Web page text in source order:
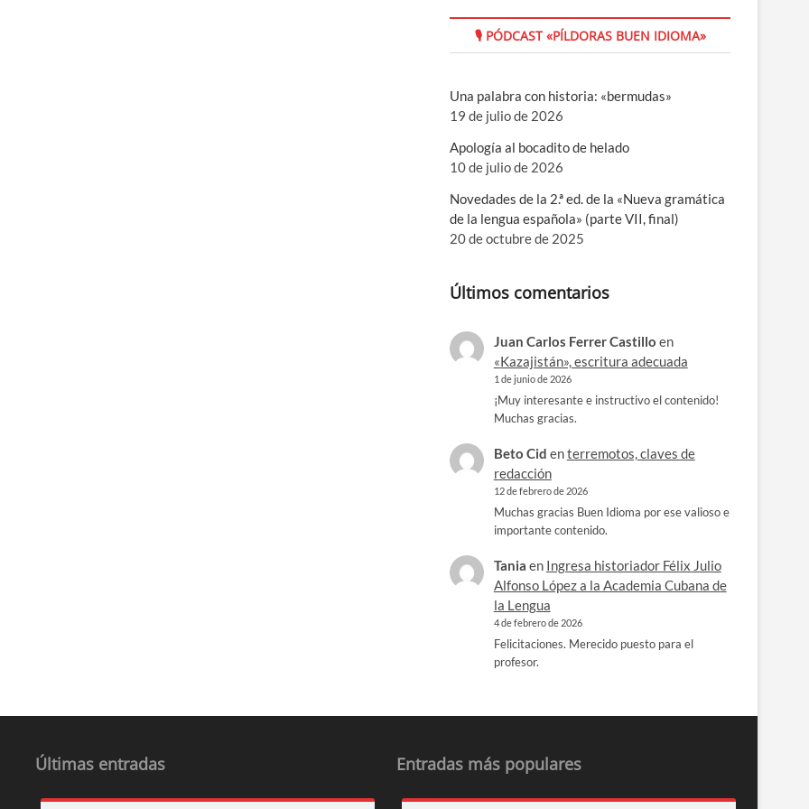
🎙 PÓDCAST «PÍLDORAS BUEN IDIOMA»
Una palabra con historia: «bermudas»
19 de julio de 2026
Apología al bocadito de helado
10 de julio de 2026
Novedades de la 2.ª ed. de la «Nueva gramática
de la lengua española» (parte VII, final)
20 de octubre de 2025
Últimos comentarios
Juan Carlos Ferrer Castillo en
«Kazajistán», escritura adecuada
1 de junio de 2026
¡Muy interesante e instructivo el contenido!
Muchas gracias.
Beto Cid enterremotos, claves de
redacción
12 de febrero de 2026
Muchas gracias Buen Idioma por ese valioso e
importante contenido.
Tania en Ingresa historiador Félix Julio
Alfonso López a la Academia Cubana de
la Lengua
4 de febrero de 2026
Felicitaciones. Merecido puesto para el
profesor.
Últimas entradas Entradas más populares